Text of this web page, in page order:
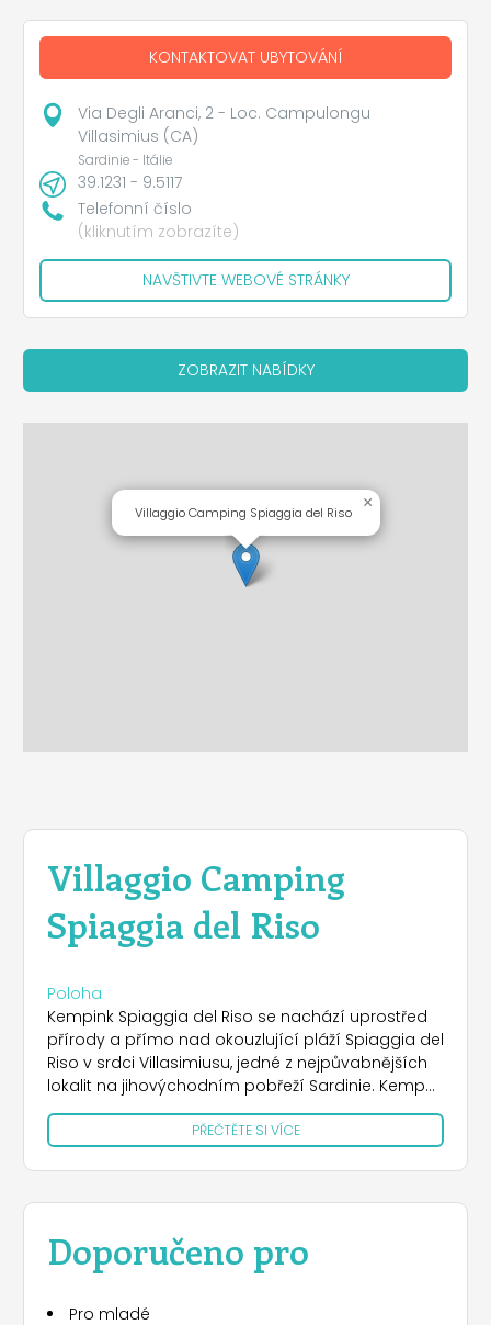
Villaggio Camping
Spiaggia del Riso
Poloha
Kempink Spiaggia del Riso se nachází uprostřed
přírody a přímo nad okouzlující pláží Spiaggia del
Riso v srdci Villasimiusu, jedné z nejpůvabnějších
lokalit na jihovýchodním pobřeží Sardinie. Kemp
se rozkládá na 60 000 metrech čtverečních
středomořského borovicového lesa a má přímý
přístup k moři a nachází se v privilegované
oblasti, odkud se dá dojít i na nedalekou pláž
Campulongu a do turistického přístavu. Oblast,
Carbonara, je přírodním rájem, ideálním pro
milovníky nedotčených pláží, křišťálově čisté vody
Villasimius i řadu kulturních zajímavostí: místní
PŘEČTĚTE SI VÍCE
Doporučeno pro
Pro mladé
KONTAKTOVAT UBYTOVÁNÍ
Via Degli Aranci, 2 - Loc. Campulongu
Villasimius (CA)
Sardinie - Itálie
39.1231 - 9.5117
Telefonní číslo
(kliknutím zobrazíte)
NAVŠTIVTE WEBOVÉ STRÁNKY
ZOBRAZIT NABÍDKY
Villaggio Camping Spiaggia del Riso
×